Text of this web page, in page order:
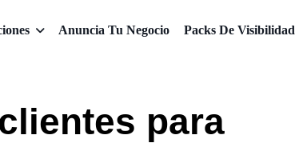
Anuncia Tu Negocio Packs De Visibilidad
para